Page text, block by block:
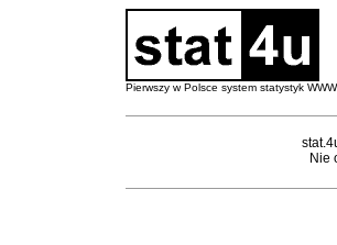
Pierwszy w Polsce system statystyk WWW
Nie